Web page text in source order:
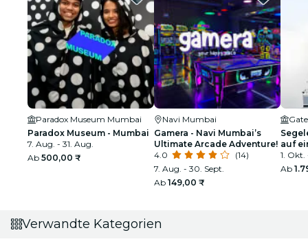
Paradox Museum Mumbai
Paradox Museum - Mumbai
7. Aug. - 31. Aug.
Ab 500,00 ₹
Navi Mumbai
Gamera - Navi Mumbai’s
Ultimate Arcade Adventure!
4.0
(14)
7. Aug. - 30. Sept.
Ab 149,00 ₹
auf
Yacht
1. Okt.
Ab
Verwandte Kategorien